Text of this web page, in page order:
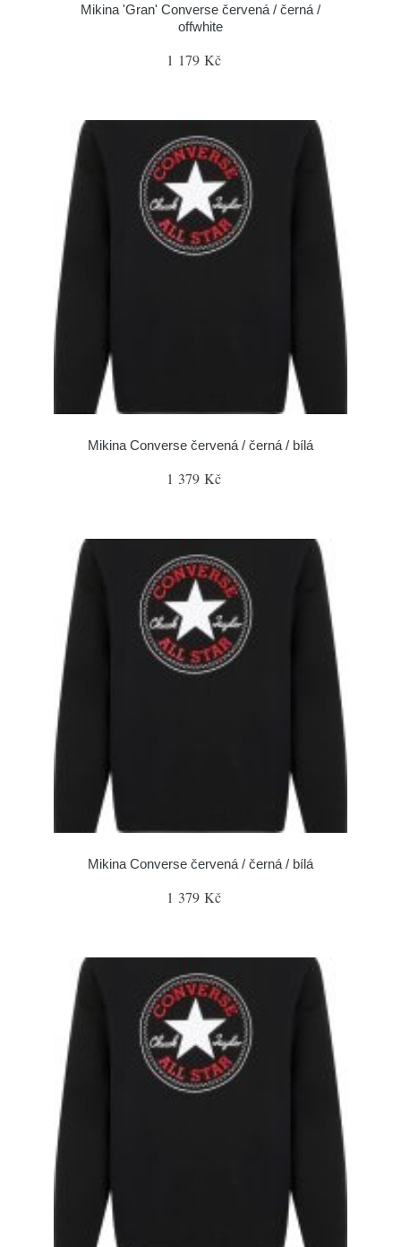
Mikina 'Gran' Converse červená / černá /
offwhite
1 179 Kč
Mikina Converse červená / černá / bílá
1 379 Kč
Mikina Converse červená / černá / bílá
1 379 Kč